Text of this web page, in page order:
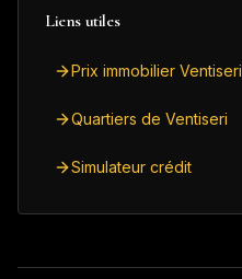
Liens utiles
Prix immobilier Ventiseri
Quartiers de Ventiseri
Simulateur crédit